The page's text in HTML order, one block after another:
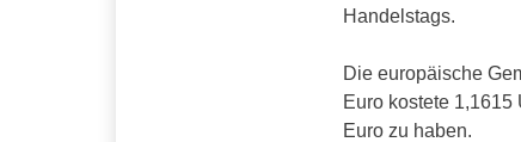
Handelstags.
Die europäische
Euro kostete
Euro zu haben.